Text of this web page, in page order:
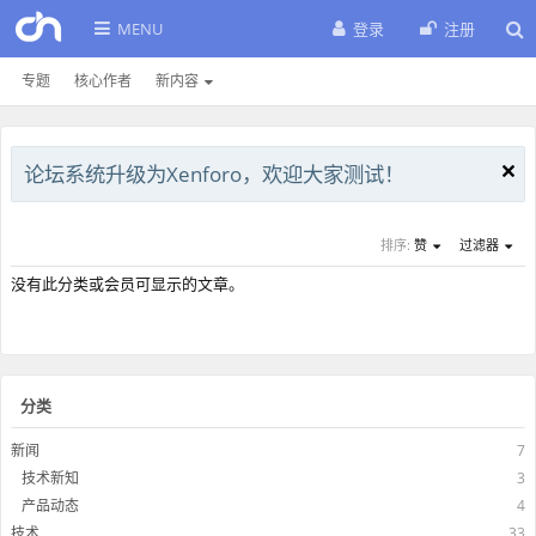
MENU
专题 核心作者 新内容
登录 注册
论坛系统升级为Xenforo，欢迎大家测试！
排序: 赞 过滤器
没有此分类或会员可显示的文章。
分类
新闻
7
技术新知
3
产品动态
4